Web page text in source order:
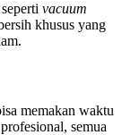
vacuum
khusus yang
memakan waktu
semua